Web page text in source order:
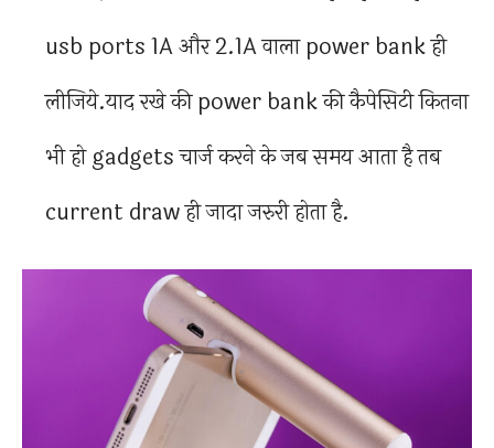
usb ports 1A और 2.1A वाला power bank ही
लीजिये.याद रखे की power bank की कैपेसिटी कितना
भी हो gadgets चार्ज करने के जब समय आता है तब
current draw ही जादा जरुरी होता है.